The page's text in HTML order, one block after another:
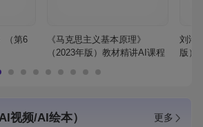
（第6
《马克思主义基本原理》
（2023年版）教材精讲AI课程
刘鸿
版）
视频/AI绘本） 更多